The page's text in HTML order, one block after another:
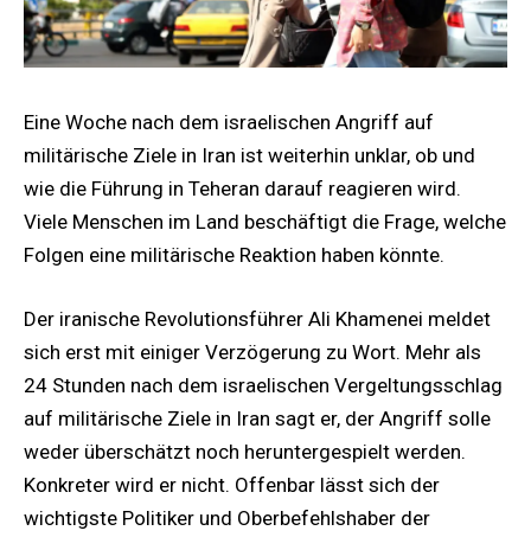
Eine Woche nach dem israelischen Angriff auf
militärische Ziele in Iran ist weiterhin unklar, ob und
wie die Führung in Teheran darauf reagieren wird.
Viele Menschen im Land beschäftigt die Frage, welche
Folgen eine militärische Reaktion haben könnte.
Der iranische Revolutionsführer Ali Khamenei meldet
sich erst mit einiger Verzögerung zu Wort. Mehr als
24 Stunden nach dem israelischen Vergeltungsschlag
auf militärische Ziele in Iran sagt er, der Angriff solle
weder überschätzt noch heruntergespielt werden.
Konkreter wird er nicht. Offenbar lässt sich der
wichtigste Politiker und Oberbefehlshaber der